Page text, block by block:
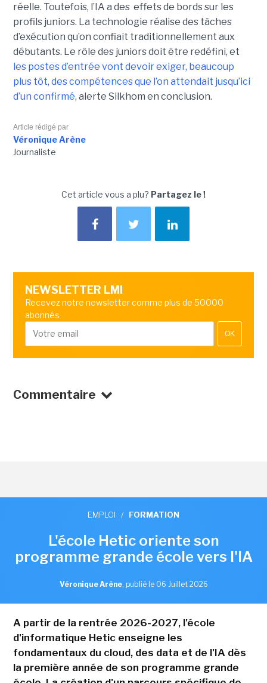
réelle. Toutefois, l’IA a des effets de bords sur les
profils juniors. La technologie réalise des tâches
d’exécution qu’on confiait traditionnellement aux
débutants. Le rôle des juniors doit être redéfini, et
les postes d’entrée vont devoir exiger, beaucoup
plus tôt, des compétences que l’on attendait jusqu’ici
d’un confirmé, alerte Silkhom en conclusion.
Article rédigé par
Véronique Arène
Journaliste
Cet article vous a plu? Partagez le !
NEWSLETTER LMI
Recevez notre newsletter comme plus de 50000
abonnés
OK
Commentaire
EMPLOI / FORMATION
L'école Hetic oriente son
programme grande école vers l'IA
Véronique Arène, publié le 06 Juillet 2026
A partir de la rentrée 2026-2027, l'école
d'informatique Hetic enseigne les
fondamentaux du cloud, des data et de l'IA dès
la première année de son programme grande